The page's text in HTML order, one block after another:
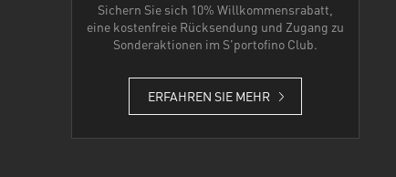
Sichern Sie sich 10% Willkommensrabatt,
eine kostenfreie Rücksendung und Zugang zu
Sonderaktionen im S'portofino Club.
ERFAHREN SIE MEHR